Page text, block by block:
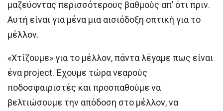
μαζεύοντας περισσότερους βαθμούς απ’ ότι πριν.
Αυτή είναι για μένα μια αισιόδοξη οπτική για το
μέλλον.
«Χτίζουμε» για το μέλλον, πάντα λέγαμε πως είναι
ένα project. Έχουμε τώρα νεαρούς
ποδοσφαιριστές και προσπαθούμε να
βελτιώσουμε την απόδοση στο μέλλον, να